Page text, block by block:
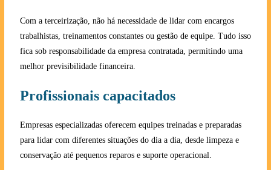
Com a terceirização, não há necessidade de lidar com encargos
trabalhistas, treinamentos constantes ou gestão de equipe. Tudo isso
fica sob responsabilidade da empresa contratada, permitindo uma
melhor previsibilidade financeira.
Profissionais capacitados
Empresas especializadas oferecem equipes treinadas e preparadas
para lidar com diferentes situações do dia a dia, desde limpeza e
conservação até pequenos reparos e suporte operacional.